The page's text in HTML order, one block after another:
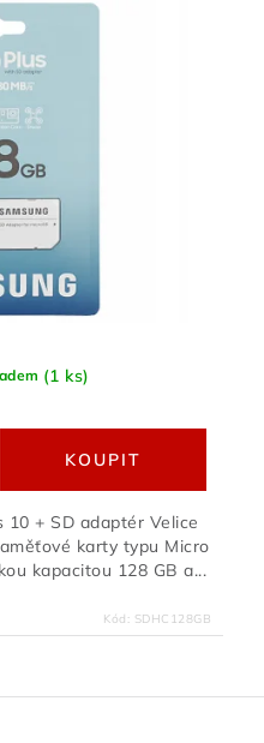
(1 ks)
10 + SD adaptér Velice
karty typu Micro
kapacitou 128 GB a...
Kód: SDHC128GB